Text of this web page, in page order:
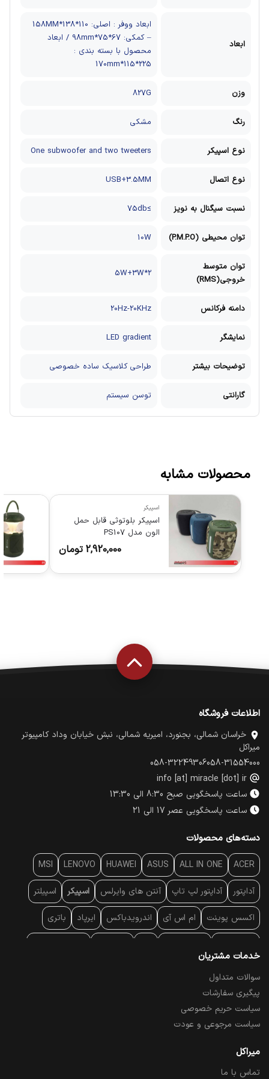
ابعاد
ابعاد ووفر : اصلی: 110*138*158MM
– کمکی: 67*75*98mm / ابعاد
محصول با بسته بندی :
225*115*170mm
وزن 827G
رنگ مشکی
نوع اسپیکر One subwoofer and two tweeters
نوع اتصال USB+3.5MM
نسبت سیگنال به نویز ≥75db
توان محیطی (P.M.P.O) 10W
توان متوسط
خروجی(RMS)
5W+3W*2
دامنه فرکانس 20Hz-20KHz
نمایشگر LED gradient
توضیحات بیشتر طراحی کلاسیک ساده خصوصی
گارانتی توسن سیستم
محصولات مشابه
اسپیکر
اسپیکر بلوتوثی قابل حمل
الون مدل PS107
2,920,000 تومان
اطلاعات فروشگاه
خراسان شمالی، بجنورد، امیریه شمالی، نبش خیابان وداد کامپیوتر
میراکل
058-31554000
058-32249306
info [at] miracle [dot] ir
ساعت پاسخگویی صبح 8:30 الی 13:30
ساعت پاسخگویی عصر 17 الی 21
دسته‌های محصولات
ACER
ALL IN ONE
ASUS
HUAWEI
LENOVO
MSI
آداپتور آداپتور لپ تاپ آنتن‌ های وایرلس اسپیکر اسپیلتر
اکسس پوینت ام اس آی اندرویدباکس ایرپاد باتری
پایه سقفی
پرده نمایش
تبلت و موبایل تجهیزات پسیو شبکه
تلویزیون
خدمات مشتریان
سوالات متداول
پیگیری سفارشات
سیاست حریم خصوصی
سیاست مرجوعی و عودت
میراکل
تماس با ما